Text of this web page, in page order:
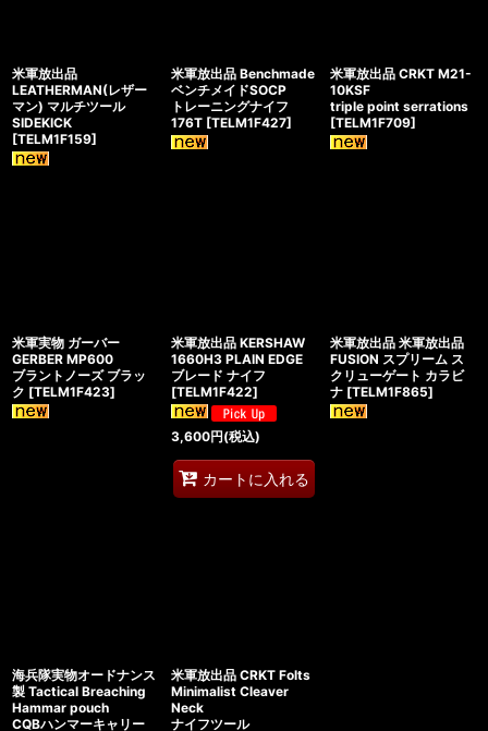
米軍放出品
LEATHERMAN(レザー
マン) マルチツール
SIDEKICK
[TELM1F159]
米軍放出品 Benchmade
ベンチメイドSOCP
トレーニングナイフ
176T [TELM1F427]
米軍放出品 CRKT M21-
10KSF
triple point serrations
[TELM1F709]
米軍実物 ガーバー
GERBER MP600
ブラントノーズ ブラッ
ク [TELM1F423]
米軍放出品 KERSHAW
1660H3 PLAIN EDGE
ブレード ナイフ
[TELM1F422]
3,600円(税込)
カートに入れる
米軍放出品 米軍放出品
FUSION スプリーム ス
クリューゲート カラビ
ナ [TELM1F865]
海兵隊実物オードナンス
製 Tactical Breaching
Hammar pouch
CQBハンマーキャリー
米軍放出品 CRKT Folts
Minimalist Cleaver
Neck
ナイフツール